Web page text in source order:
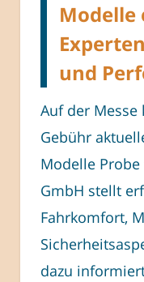
Modelle
und
Auf der
Gebühr
Modelle
GmbH stellt
Fahrkomfort,
dazu